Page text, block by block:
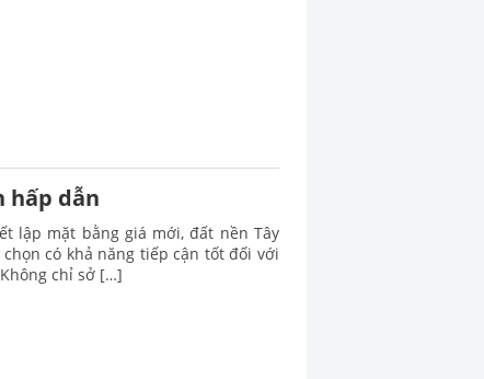
hấp dẫn
lập mặt bằng giá mới, đất nền Tây
có khả năng tiếp cận tốt đối với
chỉ sở […]